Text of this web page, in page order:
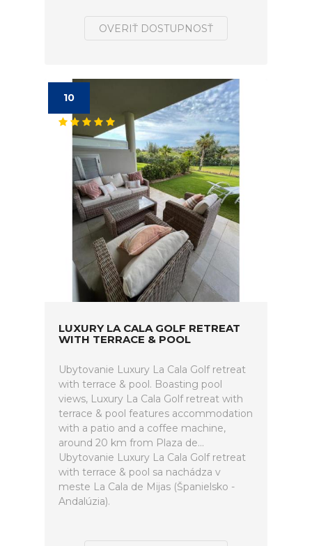
OVERIŤ DOSTUPNOSŤ
10
LUXURY LA CALA GOLF RETREAT
WITH TERRACE & POOL
Ubytovanie Luxury La Cala Golf retreat
with terrace & pool. Boasting pool
views, Luxury La Cala Golf retreat with
terrace & pool features accommodation
with a patio and a coffee machine,
around 20 km from Plaza de...
Ubytovanie Luxury La Cala Golf retreat
with terrace & pool sa nachádza v
meste La Cala de Mijas (Španielsko -
Andalúzia).